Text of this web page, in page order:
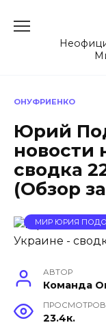
содержанию
ОНУФРИЕНКО
Юрий
новости
сводка
(Обзор
МИР ЮРИЯ
АВТОР
Команда
ПРОСМОТРОВ
23.4к.